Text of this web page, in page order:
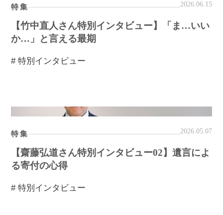
特集 2026.06.15
【竹中直人さん特別インタビュー】「ま…いい
か…」と言える最期
# 特別インタビュー
特集 2026.05.07
【齋藤弘道さん特別インタビュー02】遺言によ
る寄付の心得
# 特別インタビュー